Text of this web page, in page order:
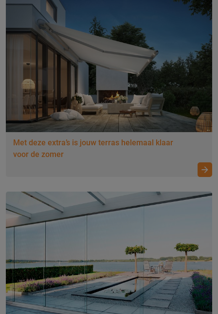
Met deze extra’s is jouw terras helemaal klaar
voor de zomer